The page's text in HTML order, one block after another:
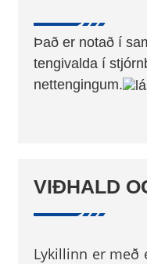
Það er notað í
tengivalda í
nettengingum.
VIÐHALD
Lykillinn er með